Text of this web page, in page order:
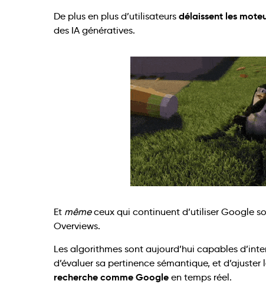
De plus en plus d’utilisateurs délaissent les
des IA génératives.
Et mêmeceux qui continuent d’utiliser Google
Overviews.
Les algorithmes sont aujourd’hui capables
d’évaluer sa pertinence sémantique, et d’ajuster
recherche comme Google en temps réel.